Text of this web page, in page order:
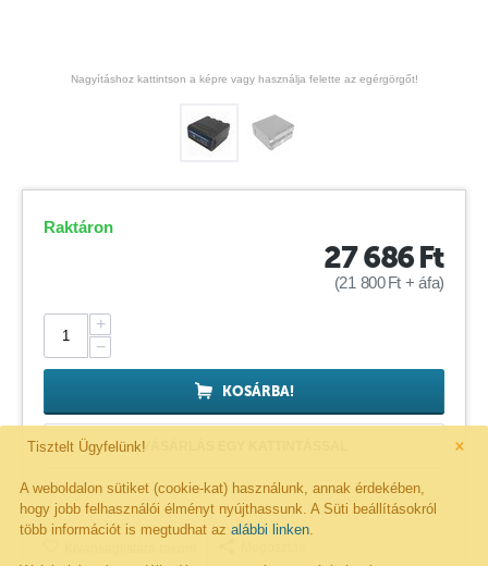
×
Tisztelt Ügyfelünk!
A weboldalon sütiket (cookie-kat) használunk, annak érdekében,
hogy jobb felhasználói élményt nyújthassunk. A Süti beállításokról
több információt is megtudhat az alábbi linken
Nagyításhoz kattintson a képre vagy használja felette az egérgörgőt!
Raktáron
27 686Ft
(21 800Ft + áfa)
+
−
KOSÁRBA!
VÁSÁRLÁS EGY KATTINTÁSSAL